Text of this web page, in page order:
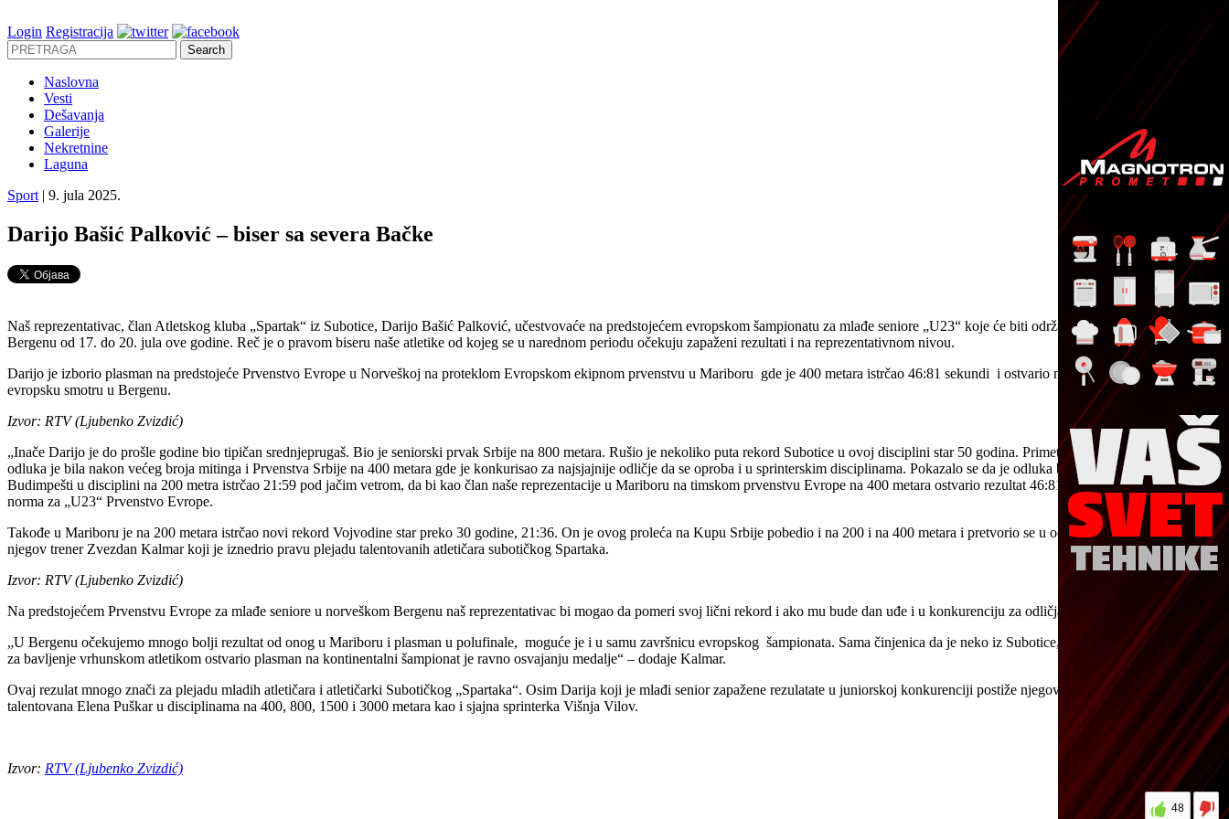
Login Registracija
Naslovna
Vesti
Dešavanja
Galerije
Nekretnine
Laguna
Sport | 9. jula 2025.
Darijo Bašić Palković – biser sa severa Bačke
Naš reprezentativac, član Atletskog kluba „Spartak“ iz Subotice, Darijo Bašić Palković, učestvovaće na predstojećem evropskom šampionatu za mlađe seniore „U23“ koje će biti održano u norveškom gradu
Bergenu od 17. do 20. jula ove godine. Reč je o pravom biseru naše atletike od kojeg se u narednom periodu očekuju zapaženi rezultati i na reprezentativnom nivou.
Darijo je izborio plasman na predstojeće Prvenstvo Evrope u Norveškoj na proteklom Evropskom ekipnom prvenstvu u Mariboru gde je 400 metara istrčao 46:81 sekundi i ostvario normu za predstojeću
evropsku smotru u Bergenu.
Izvor: RTV (Ljubenko Zvizdić)
„Inače Darijo je do prošle godine bio tipičan srednjeprugaš. Bio je seniorski prvak Srbije na 800 metara. Rušio je nekoliko puta rekord Subotice u ovoj disciplini star 50 godina. Primetio sam da je vrlo brz i
odluka je bila nakon većeg broja mitinga i Prvenstva Srbije na 400 metara gde je konkurisao za najsjajnije odličje da se oproba i u sprinterskim disciplinama. Pokazalo se da je odluka bila ispravna jer je u
Budimpešti u disciplini na 200 metra istrčao 21:59 pod jačim vetrom, da bi kao član naše reprezentacije u Mariboru na timskom prvenstvu Evrope na 400 metara ostvario rezultat 46:81 što je bila i kvalifikaciona
norma za „U23“ Prvenstvo Evrope.
Takođe u Mariboru je na 200 metara istrčao novi rekord Vojvodine star preko 30 godine, 21:36. On je ovog proleća na Kupu Srbije pobedio i na 200 i na 400 metara i pretvorio se u odličnog sprintera“ – kaže
njegov trener Zvezdan Kalmar koji je iznedrio pravu plejadu talentovanih atletičara subotičkog Spartaka.
Izvor: RTV (Ljubenko Zvizdić)
Na predstojećem Prvenstvu Evrope za mlađe seniore u norveškom Bergenu naš reprezentativac bi mogao da pomeri svoj lični rekord i ako mu bude dan uđe i u konkurenciju za odličja.
„U Bergenu očekujemo mnogo bolji rezultat od onog u Mariboru i plasman u polufinale, moguće je i u samu završnicu evropskog šampionata. Sama činjenica da je neko iz Subotice, koja nema najbolje uslove
za bavljenje vrhunskom atletikom ostvario plasman na kontinentalni šampionat je ravno osvajanju medalje“ – dodaje Kalmar.
Ovaj rezulat mnogo znači za plejadu mladih atletičara i atletičarki Subotičkog „Spartaka“. Osim Darija koji je mlađi senior zapažene rezulatate u juniorskoj konkurenciji postiže njegova rođena sestra Dajana i
talentovana Elena Puškar u disciplinama na 400, 800, 1500 i 3000 metara kao i sjajna sprinterka Višnja Vilov.
Izvor: RTV (Ljubenko Zvizdić)
48